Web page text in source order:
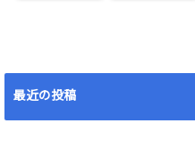
最近の投稿